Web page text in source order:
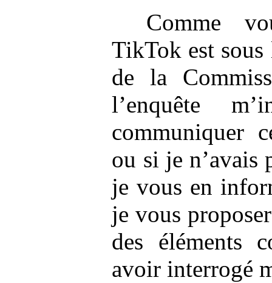
Comme
TikTok est sous
de la
l’enquête
communiquer
ou si je n’avais
je vous en
je vous
des éléments
avoir interrogé